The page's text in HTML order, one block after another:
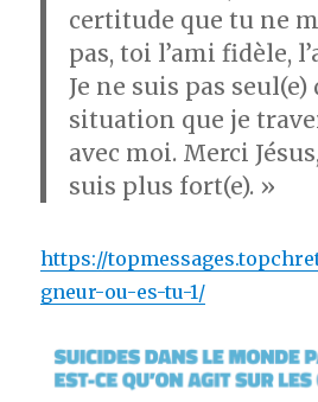
certitude que tu ne
pas, toi l’ami fidèle,
Je ne suis pas seul(e)
situation que je
avec moi. Merci
suis plus fort(e). »
https://
gneur-ou-es-tu-1/